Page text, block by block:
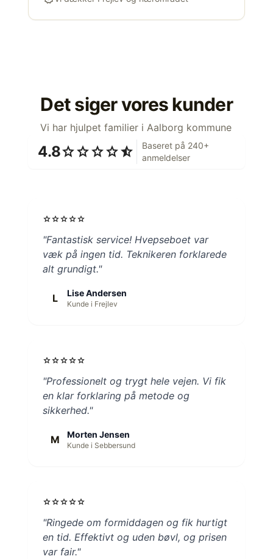
Det siger vores kunder
Vi har hjulpet familier i Aalborg kommune
4.8starstarstarstarstar_half
Baseret på 240+
anmeldelser
starstarstarstarstar
"Fantastisk service! Hvepseboet var
væk på ingen tid. Teknikeren forklarede
alt grundigt."
L Lise Andersen
Kunde i Frejlev
starstarstarstarstar
"Professionelt og trygt hele vejen. Vi fik
en klar forklaring på metode og
sikkerhed."
M Morten Jensen
Kunde i Sebbersund
starstarstarstarstar
"Ringede om formiddagen og fik hurtigt
en tid. Effektivt og uden bøvl, og prisen
var fair."